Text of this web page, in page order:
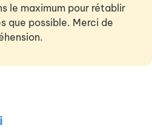
le maximum pour rétablir
que possible. Merci de